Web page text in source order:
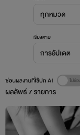
ทุกหมวด
เรียงตาม
การอัปเดต
ผลลัพธ์7รายการ
ซ่อนผลงานที่ใช้ปก AI